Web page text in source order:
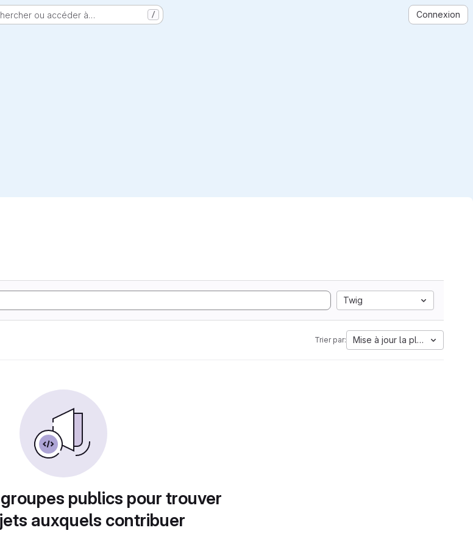
ou accéder à… / Connexion
Twig
Trier par: Mise à jour la plus ancienne
publics pour trouver
auxquels contribuer